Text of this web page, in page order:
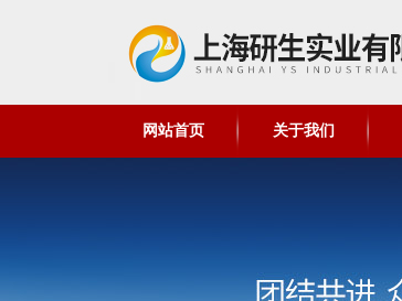
网站首页 关于我们